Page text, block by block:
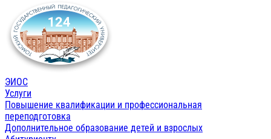
ЭИОС
Услуги
Повышение квалификации и профессиональная
переподготовка
Дополнительное образование детей и взрослых